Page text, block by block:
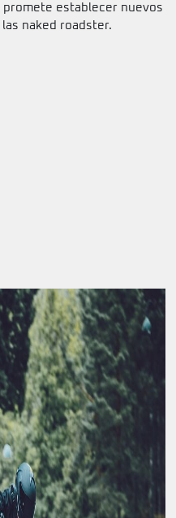
establecer nuevos
naked roadster.